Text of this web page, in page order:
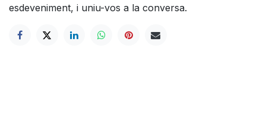
esdeveniment, i uniu-vos a la conversa.